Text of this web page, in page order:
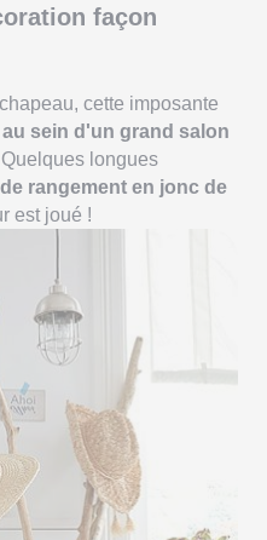
façon
cette imposante
au sein d'un grand salon
Quelques longues
rangement en jonc de
est joué !